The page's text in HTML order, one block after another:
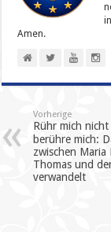
Amen.
Vorherige
Rühr mich
berühre mich:
zwischen Maria
Thomas und
verwandelt